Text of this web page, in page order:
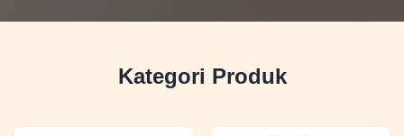
Kategori Produk